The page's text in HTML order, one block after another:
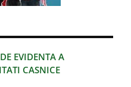
EVIDENTA A
CASNICE